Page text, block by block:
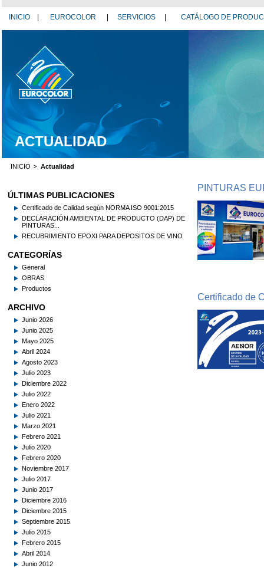
INICIO EUROCOLOR SERVICIOS CATÁLOGO DE
ACTUALIDAD
INICIO Actualidad
ÚLTIMAS PUBLICACIONES
Certificado de Calidad según NORMA ISO 9001:2015
DECLARACIÓN AMBIENTAL DE PRODUCTO (DAP) DE
PINTURAS...
RECUBRIMIENTO EPOXI PARA DEPOSITOS DE VINO
CATEGORÍAS
General
OBRAS
Productos
ARCHIVO
Junio 2026
Junio 2025
Mayo 2025
Abril 2024
Agosto 2023
Julio 2023
Diciembre 2022
Julio 2022
Enero 2022
Julio 2021
Marzo 2021
Febrero 2021
Julio 2020
Febrero 2020
Noviembre 2017
Julio 2017
Junio 2017
Diciembre 2016
Diciembre 2015
Septiembre 2015
Julio 2015
Febrero 2015
Abril 2014
Junio 2012
PINTURAS
Certificado de